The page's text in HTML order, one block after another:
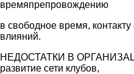
времяпрепровождению
в свободное время,
влияний.
НЕДОСТАТКИ В
развитие сети клубов,